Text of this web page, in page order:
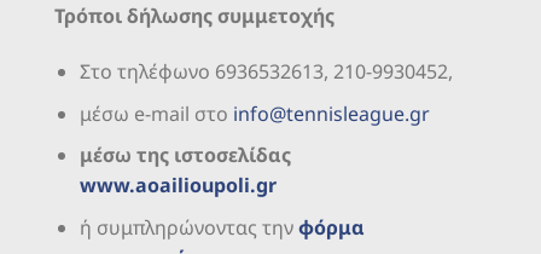
Τρόποι δήλωσης συμμετοχής
Στο τηλέφωνο 6936532613, 210-9930452,
μέσω e-mail στο info@tennisleague.gr
μέσω της ιστοσελίδας
www.aoailioupoli.gr
ή συμπληρώνοντας τηνφόρμα